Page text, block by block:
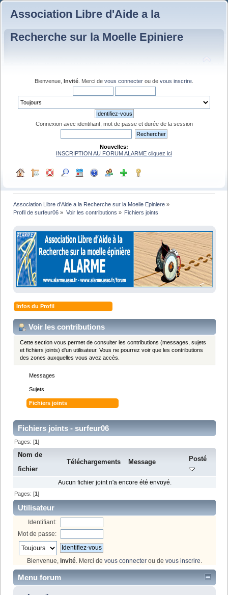
Association Libre d'Aide a la
Recherche sur la Moelle Epiniere
Bienvenue, Invité . Merci de vous connecter ou de vous inscrire
Connexion avec identifiant, mot de passe et durée de la session
Nouvelles:
INSCRIPTION AU FORUM ALARME cliquez ici
Association Libre d'Aide a la Recherche sur la Moelle Epiniere »
Profil de surfeur06 » Voir les contributions » Fichiers joints
Infos du Profil
Voir les contributions
Cette section vous permet de consulter les contributions (messages, sujets
et fichiers joints) d'un utilisateur. Vous ne pourrez voir que les contributions
des zones auxquelles vous avez accès.
Messages
Sujets
Fichiers joints
Fichiers joints - surfeur06
Pages: [1]
Nom de
fichier
Téléchargements Message Posté
Aucun fichier joint n'a encore été envoyé.
Pages: [1]
Utilisateur
Identifiant:
Mot de passe:
Bienvenue, Invité. Merci de vous connecter ou de vous inscrire.
Menu forum